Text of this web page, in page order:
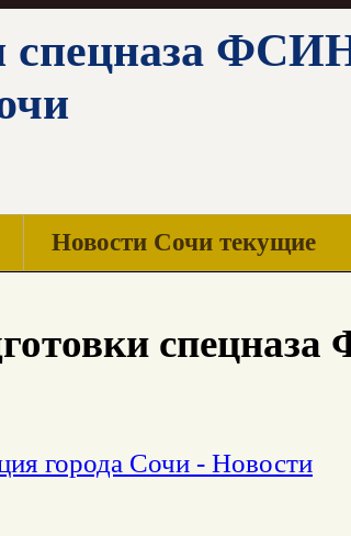
спецназа
Новости Сочи текущие
города Сочи - Новости